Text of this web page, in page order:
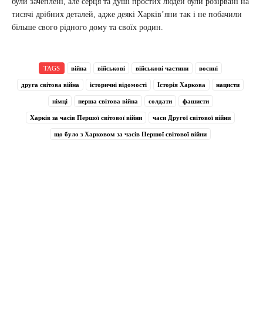
тисячі дрібних деталей, адже деякі Харків’яни так і не побачили
більше свого рідного дому та своїх родин.
TAGS війна військові військові частини воєнні
друга світова війна історичні відомості Історія Харкова нацисти
німці перша світова війна солдати фашисти
Харків за часів Першої світової війни часи Другої світової війни
що було з Харковом за часів Першої світової війни